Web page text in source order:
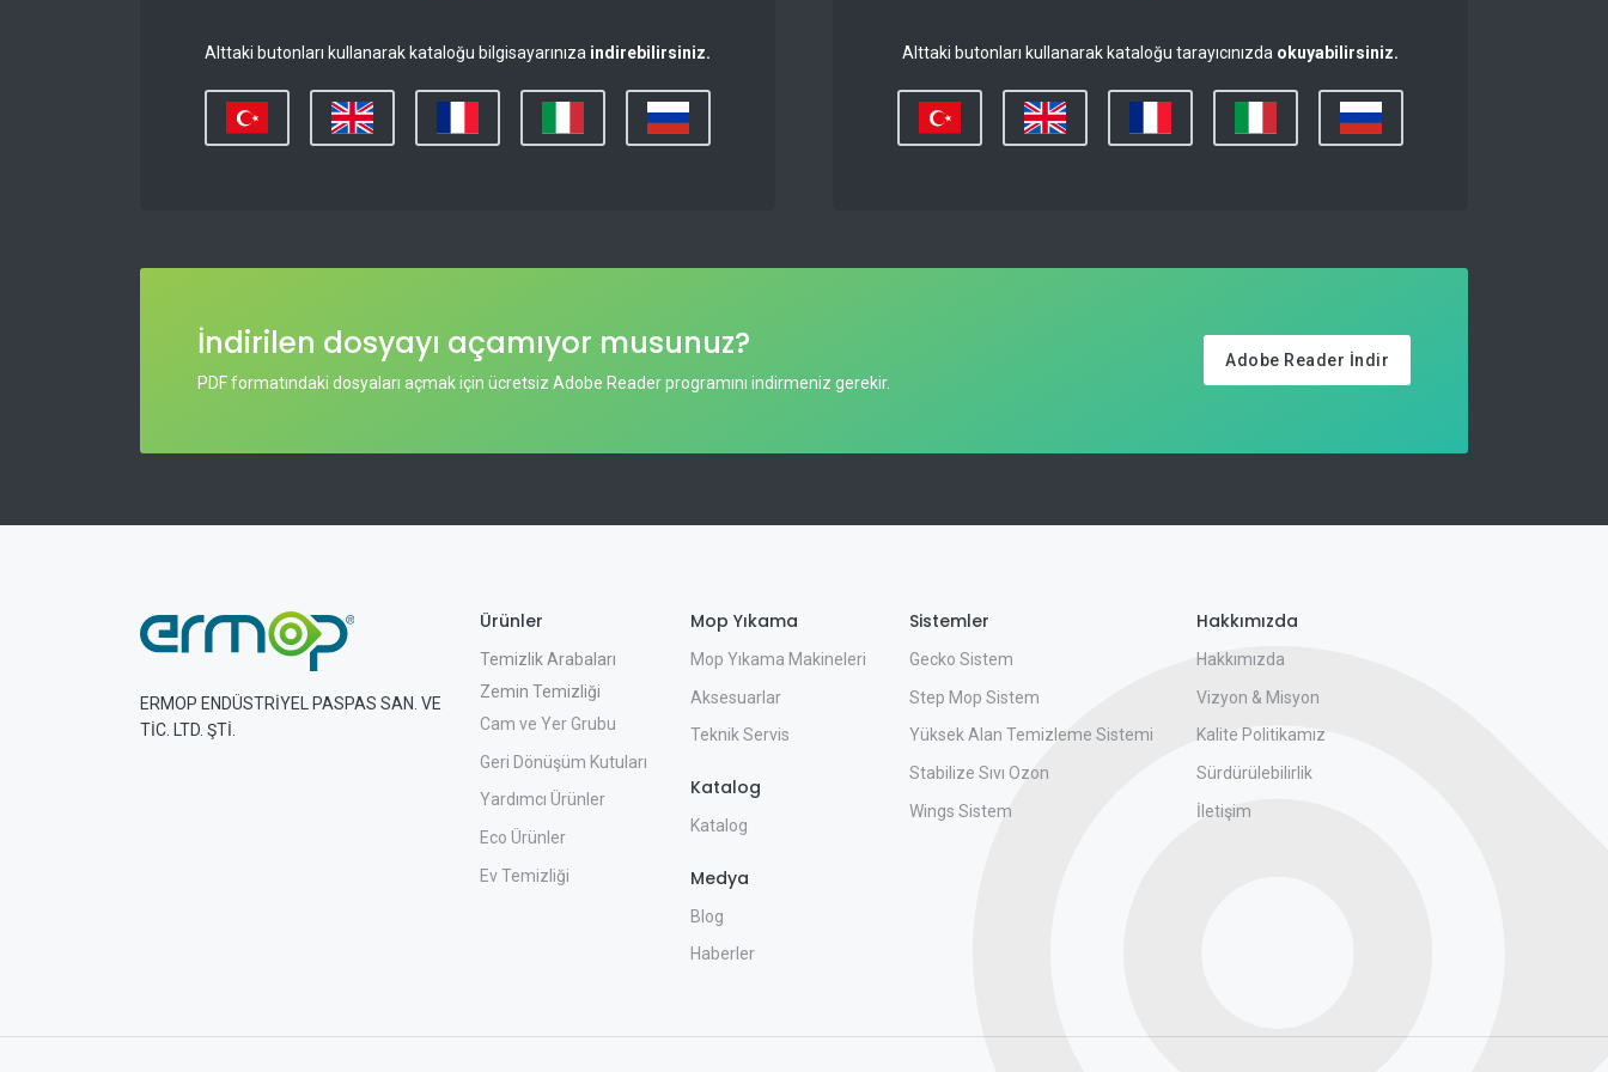
Alttaki butonları kullanarak kataloğu bilgisayarınıza indirebilirsiniz. Alttaki butonları kullanarak kataloğu tarayıcınızda okuyabilirsiniz.
İndirilen dosyayı açamıyor musunuz?
PDF formatındaki dosyaları açmak için ücretsiz Adobe Reader programını indirmeniz gerekir.
Adobe Reader İndir
ERMOP ENDÜSTRİYEL PASPAS SAN. VE
TİC. LTD. ŞTİ.
Ürünler
Temizlik Arabaları
Zemin Temizliği
Cam ve Yer Grubu
Geri Dönüşüm Kutuları
Yardımcı Ürünler
Eco Ürünler
Ev Temizliği
Mop Yıkama
Mop Yıkama Makineleri
Aksesuarlar
Teknik Servis
Katalog
Katalog
Medya
Blog
Haberler
Sistemler
Gecko Sistem
Step Mop Sistem
Yüksek Alan Temizleme Sistemi
Stabilize Sıvı Ozon
Wings Sistem
Hakkımızda
Hakkımızda
Vizyon & Misyon
Kalite Politikamız
Sürdürülebilirlik
İletişim